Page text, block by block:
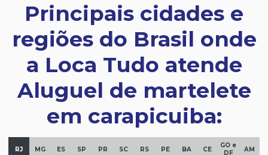
Principais cidades e
regiões do Brasil onde
a Loca Tudo atende
Aluguel de martelete
em carapicuiba:
RJ MG ES SP PR SC RS PE BA CE
GO e
DF
AM